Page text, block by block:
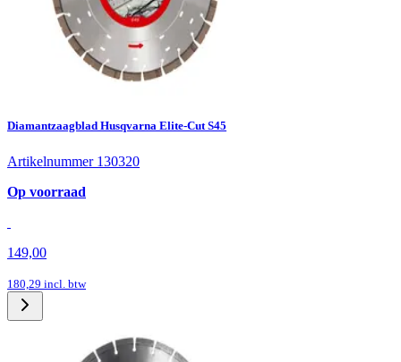
Diamantzaagblad Husqvarna Elite-Cut S45
Artikelnummer 130320
Op voorraad
149,00
180,29 incl. btw